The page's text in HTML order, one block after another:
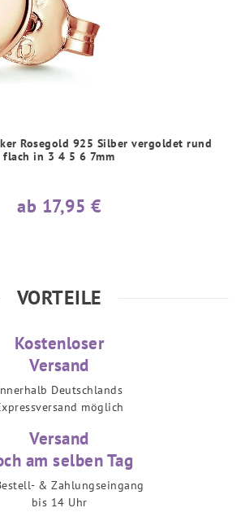
Rosegold 925 Silber vergoldet rund
flach in 3 4 5 6 7mm
ab 17,95 €
VORTEILE
Kostenloser
Versand
Deutschlands
möglich
Versand
am selben Tag
& Zahlungseingang
bis 14 Uhr